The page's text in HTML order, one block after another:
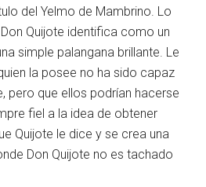
del Yelmo de Mambrino. Lo
Quijote identifica como un
simple palangana brillante. Le
la posee no ha sido capaz
pero que ellos podrían hacerse
fiel a la idea de obtener
Quijote le dice y se crea una
Don Quijote no es tachado